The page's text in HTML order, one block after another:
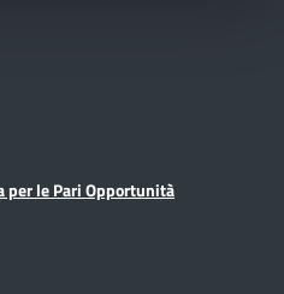
per le Pari Opportunità